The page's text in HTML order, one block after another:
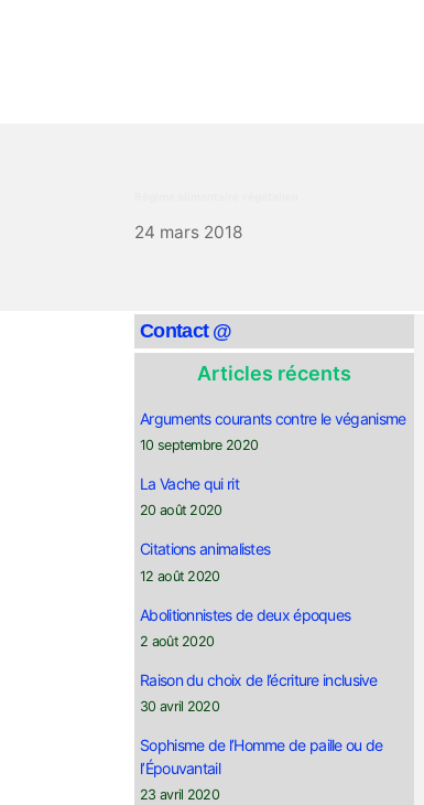
24 mars 2018
Contact @
Articles récents
Arguments courants contre le véganisme
10 septembre 2020
La Vache qui rit
20 août 2020
Citations animalistes
12 août 2020
Abolitionnistes de deux époques
2 août 2020
Raison du choix de l’écriture inclusive
30 avril 2020
Sophisme de l’Homme de paille ou de
l’Épouvantail
23 avril 2020